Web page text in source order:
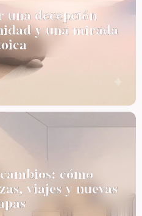
una decepción
y una mirada
cómo
viajes y nuevas